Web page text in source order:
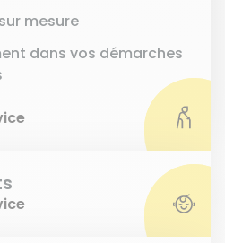
mesure
dans vos démarches